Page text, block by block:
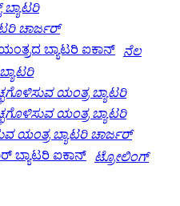
ಚಾರ್ಜರ್
ನೆಲ
ಯಂತ್ರ ಬ್ಯಾಟರಿ
ಯಂತ್ರ ಬ್ಯಾಟರಿ
ಯಂತ್ರ ಬ್ಯಾಟರಿ ಚಾರ್ಜರ್
ಟ್ರೋಲಿಂಗ್